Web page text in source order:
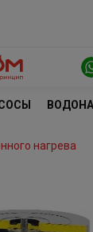
нагрева